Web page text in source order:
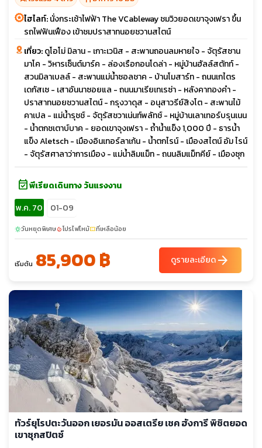
ไฮไลท์:นั่งกระเช้าไฟฟ้า The VCableway ชมวิวยอดเขาจุงเฟรา ขึ้น
รถไฟฟันเฟือง เข้าชมปราสาทนอยชวานสไตน์
เที่ยว:ดูโอโม่ มิลาน - เกาะเวนิส - สะพานถอนลมหายใจ - จัตุรัสซาน
มาโค - วิหารเซ็นต์มาร์ค - ล่องเรือกอนโดล่า - หมู่บ้านฮัลล์สตัทท์ -
สวนมิลาเบลล์ - สะพานแม่น้ำซอลชาค - บ้านโมสาร์ท - ถนนเกไตร
เดกัสเซ - เสาอันนาซอยแล - ถนนมาเรียเทเรซ่า - หลังคาทองคำ -
ปราสาทนอยชวานสไตน์ - กรุงวาดุส - อนุสาวรีย์สิงโต - สะพานไม้
คาเปล - แม่น้ำรุชช์ - จัตุรัสชวาเน่นท์พลัทช์ - หมู่บ้านเลาเทอร์บรุนเนน
- น้ำตกชเตาบ์บาค - ยอดเขาจุงเฟรา - ถ้ำน้ำแข็ง 1,000 ปี - ธารน้ำ
แข็ง Aletsch - เมืองอินเทอร์ลาเก้น - น้ำตกไรน์ - เมืองสไตน์ อัม ไรน์
- จัตุรัสศาลาว่าการเมือง - แม่น้ำลิมแม็ท - ถนนลิมแม็ทคีย์ - เมืองซุก
event_availableพีเรียดเดินทาง วันแรงงาน
พ.ค. 70
01-09
sunnyวันหยุดพิเศษlocal_fire_departmentโปรไฟไหม้confirmation_numberที่เหลือน้อย
เริ่มต้น 85,900 ฿ ดูรายละเอียดarrow_forward
ทัวร์ยุโรปตะวันออก เยอรมัน ออสเตรีย เชค ฮังการี พิชิตยอด
เขาซุกสปิตซ์